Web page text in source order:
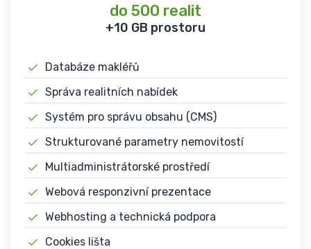
do 500 realit
+10 GB prostoru
Databáze makléřů
Správa realitních nabídek
Systém pro správu obsahu (CMS)
Strukturované parametry nemovitostí
Multiadministrátorské prostředí
Webová responzivní prezentace
Webhosting a technická podpora
Cookies lišta